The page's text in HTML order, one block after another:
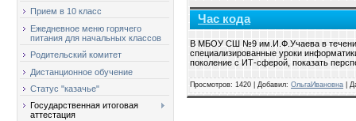
Прием в 10 класс
Ежедневное меню горячего
питания для начальных классов
Родительский комитет
Дистанционное обучение
Статус "казачье"
Государственная итоговая
аттестация
Час кода
В МБОУ СШ №9 им.И.Ф.Учаева в
специализированные уроки
поколение с ИТ-сферой, показать
Просмотров: 1420 | Добавил: ОльгаИвановна |